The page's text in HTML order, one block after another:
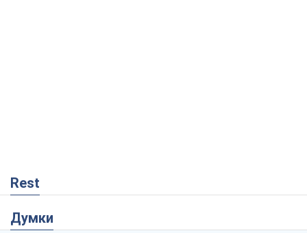
Rest
Думки